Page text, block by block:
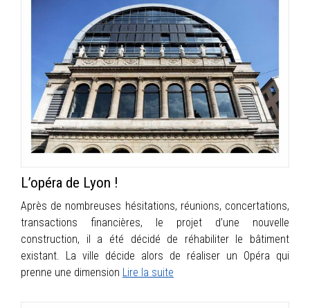
PORTFOLIO
CONTACT
L’opéra de Lyon !
Après de nombreuses hésitations, réunions, concertations,
transactions financières, le projet d’une nouvelle
construction, il a été décidé de réhabiliter le bâtiment
existant. La ville décide alors de réaliser un Opéra qui
prenne une dimension Lire la suite